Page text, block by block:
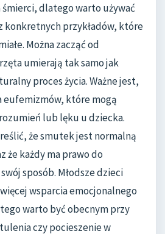
dlatego warto używać
konkretnych przykładów, które
Można zacząć od
umierają tak samo jak
proces życia. Ważne jest,
eufemizmów, które mogą
lub lęku u dziecka.
że smutek jest normalną
że każdy ma prawo do
sposób. Młodsze dzieci
wsparcia emocjonalnego
warto być obecnym przy
czy pocieszenie w